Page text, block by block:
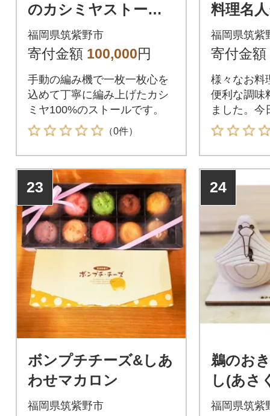
のカシミヤストール
(ピンク)
福岡県筑紫野市
寄付金額 100,000円
手動の編み機で一枚一枚心を
込めて丁寧に編み上げたカシ
ミヤ100%のストールです。
（0件）
料理名
福岡県筑紫
寄付金額
様々なお料
便利な調味
ました。今
料理名人に
23
ボンプチチーズ&しあ
わせマカロン
福岡県筑紫野市
24
鵜のお
し(あさ
福岡県筑紫